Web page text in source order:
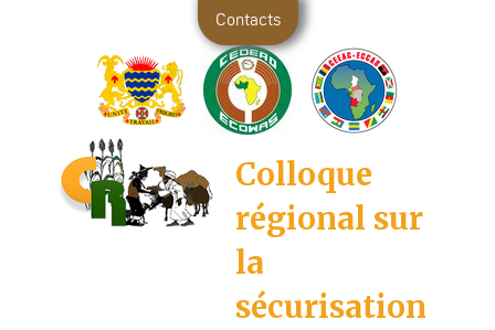
Colloque
régional sur
la
sécurisation
Contacts